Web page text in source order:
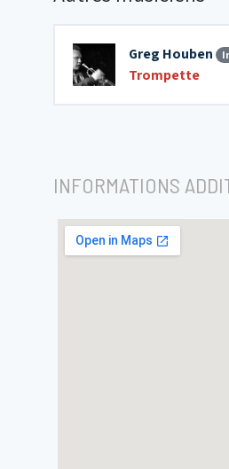
Greg Houben
Trompette
INFORMATIONS